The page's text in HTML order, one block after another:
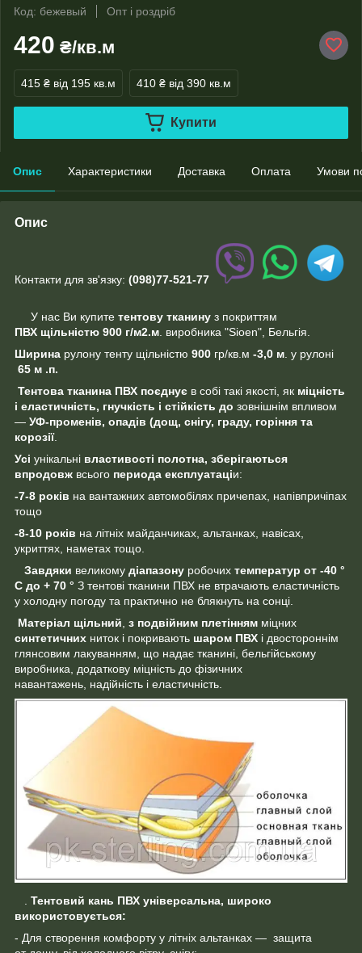
Код: бежевый
Опт і роздріб
420 ₴/кв.м
415 ₴ від 195 кв.м 410 ₴ від 390 кв.м
Купити
Опис Характеристики Доставка Оплата Умови
Опис
Контакти для зв'язку: (098)77-521-77
У нас Ви купите тентову тканину з покриттям
ПВХ щільністю 900 г/м2.м . виробника "Sioen", Бельгія.
Ширина рулону тенту щільністю 900 гр/кв.м -3,0 м . у рулоні
65 м .п.
Тентова тканина ПВХ поєднує в собі такі якості, як міцність
і еластичність, гнучкість і стійкість до зовнішнім впливом
— УФ-променів, опадів (дощ, снігу, граду, горіння та
корозії.
Усі унікальні властивості полотна, зберігаються
впродовж всього периода експлуатаціи:
-7-8 років на вантажних автомобілях причепах, напівпричіпах
тощо
-8-10 років на літніх майданчиках, альтанках, навісах,
укриттях, наметах тощо.
Завдяки великому діапазону робочих температур от -40 °
С до + 70 ° З тентові тканини ПВХ не втрачають еластичність
у холодну погоду та практично не блякнуть на сонці.
Матеріал щільний з подвійним плетінням міцних
синтетичних ниток і покривають шаром ПВХ і двостороннім
глянсовим лакуванням, що надає тканині, бельгійському
виробника, додаткову міцність до фізичних
навантажень, надійність і еластичність.
. Тентовий кань ПВХ універсальна, широко
використовується:
- Для створення комфорту у літніх альтанках — защита